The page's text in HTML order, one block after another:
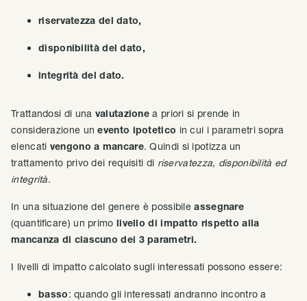
riservatezza del dato,
disponibilità del dato,
integrità del dato.
Trattandosi di una valutazionea priori si prende in
considerazione unevento ipotetico in cui i parametri sopra
elencati vengono a mancare. Quindi si ipotizza un
trattamento privo dei requisiti di riservatezza, disponibilità ed
integrità.
In una situazione del genere è possibileassegnare
(quantificare) un primo livello di impatto rispetto alla
mancanza di ciascuno dei 3 parametri.
I livelli di impatto calcolato sugli interessati possono essere:
basso: quando gli interessati andranno incontro a